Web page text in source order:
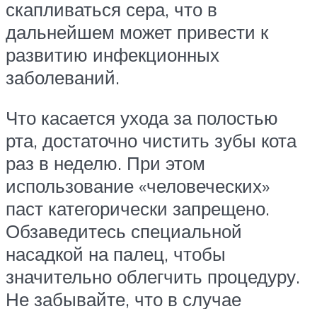
скапливаться сера, что в
дальнейшем может привести к
развитию инфекционных
заболеваний.
Что касается ухода за полостью
рта, достаточно чистить зубы кота
раз в неделю. При этом
использование «человеческих»
паст категорически запрещено.
Обзаведитесь специальной
насадкой на палец, чтобы
значительно облегчить процедуру.
Не забывайте, что в случае